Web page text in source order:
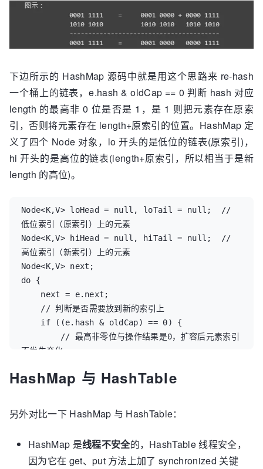
下边所示的 HashMap 源码中就是用这个思路来 re-hash
一个桶上的链表，e.hash & oldCap == 0 判断 hash 对应
length 的最高非 0 位是否是 1，是 1 则把元素存在原索
引，否则将元素存在 length+原索引的位置。HashMap 定
义了四个 Node 对象，lo 开头的是低位的链表(原索引)，
hi 开头的是高位的链表(length+原索引，所以相当于是新
length 的高位)。
Node<K,V> loHead = null, loTail = null;  //
低位索引（原索引）上的元素
Node<K,V> hiHead = null, hiTail = null;  //
高位索引（新索引）上的元素
Node<K,V> next;
do {
不发生变化
            loHead = e;
        loTail = e;
    else {
        // 需要将元素放到新的索引上
HashMap 与 HashTable
另外对比一下 HashMap 与 HashTable：
HashMap 是线程不安全的，HashTable 线程安全，
因为它在 get、put 方法上加了 synchronized 关键